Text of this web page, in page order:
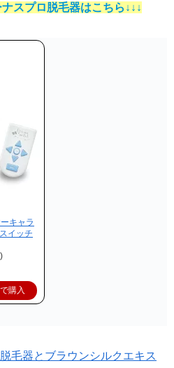
スプロ脱毛器はこちら↓↓↓
キャラ
イッチ
購入
毛器とブラウンシルクエキス